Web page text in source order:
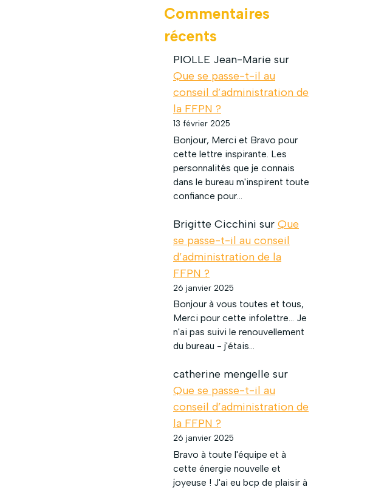
Commentaires
récents
PIOLLE Jean-Marie sur
Que se passe-t-il au
conseil d’administration de
la FFPN ?
13 février 2025
Bonjour, Merci et Bravo pour
cette lettre inspirante. Les
personnalités que je connais
dans le bureau m'inspirent toute
confiance pour…
Brigitte Cicchini sur Que
se passe-t-il au conseil
d’administration de la
FFPN ?
26 janvier 2025
Bonjour à vous toutes et tous,
Merci pour cette infolettre... Je
n'ai pas suivi le renouvellement
du bureau - j'étais…
catherine mengelle sur
Que se passe-t-il au
conseil d’administration de
la FFPN ?
26 janvier 2025
Bravo à toute l'équipe et à
cette énergie nouvelle et
joyeuse ! J'ai eu bcp de plaisir à